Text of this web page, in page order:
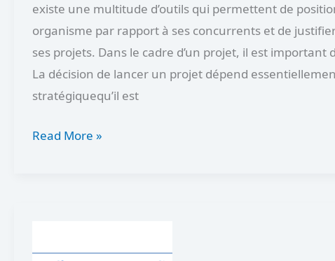
existe une multitude d’outils qui permettent de
organisme par rapport à ses concurrents et de
ses projets. Dans le cadre d’un projet, il est important
La décision de lancer un projet dépend
stratégiquequ’il est
Read More »
élaborer un